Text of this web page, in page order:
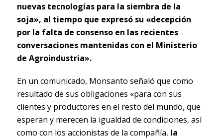
nuevas tecnologías para la siembra de la
soja», al tiempo que expresó su «decepción
por la falta de consenso en las recientes
conversaciones mantenidas con el Ministerio
de Agroindustria».
En un comunicado, Monsanto señaló que como
resultado de sus obligaciones «para con sus
clientes y productores en el resto del mundo, que
esperan y merecen la igualdad de condiciones, así
como con los accionistas de la compañía, la